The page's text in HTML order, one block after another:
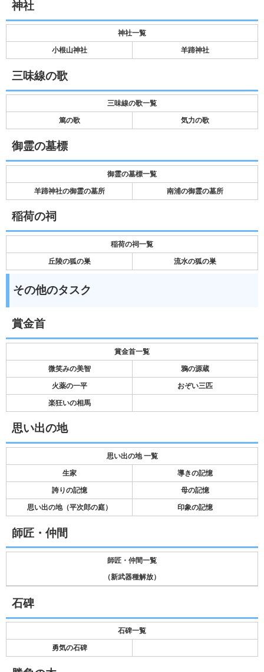
神社
神社一覧
小根山神社 羊蹄神社
三味線の歌
三味線の歌一覧
篤の歌 気力の歌
御霊の墓標
御霊の墓標一覧
羊蹄神社の御霊の墓所 南浦の御霊の墓所
稲荷の祠
稲荷の祠一覧
丘陵の狐の巣 流水の狐の巣
その他のタスク
賞金首
賞金首一覧
微笑みの美智 鴉の源蔵
火薬の一平 おぞい三匹
楽狂いの相馬
思い出の地
思い出の地 一覧
生家 導きの記憶
誇りの記憶 母の記憶
思い出の地（平次郎の庭） 印象の記憶
師匠・仲間
師匠・仲間一覧
（新武器種解放）
石碑
石碑一覧
勇気の石碑